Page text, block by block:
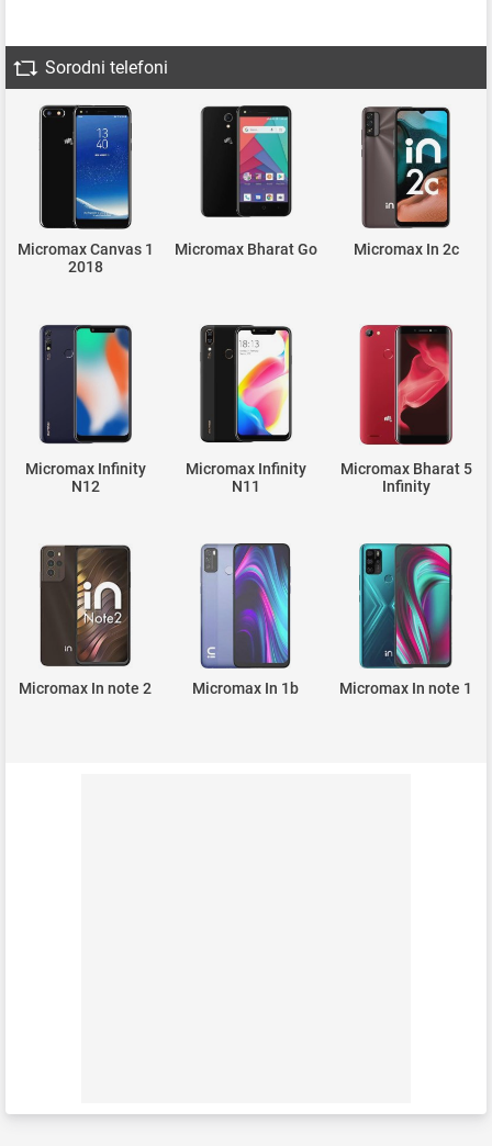
Sorodni telefoni
Micromax Canvas 1
2018
Micromax Bharat Go Micromax In 2c
Micromax Infinity
N12
Micromax Infinity
N11
Micromax Bharat 5
Infinity
Micromax In note 2 Micromax In 1b Micromax In note 1